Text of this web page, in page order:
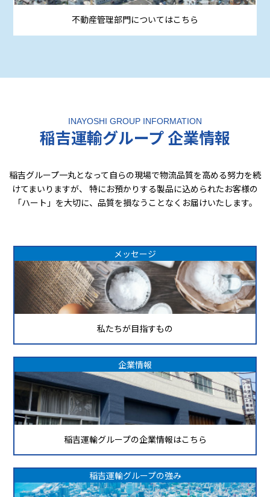
不動産管理部門についてはこちら
INAYOSHI GROUP INFORMATION
稲吉運輸グループ 企業情報
稲吉グループ一丸となって自らの現場で物流品質を高める努力を続
けてまいりますが、 特にお預かりする製品に込められたお客様の
「ハート」を大切に、品質を損なうことなくお届けいたします。
メッセージ
私たちが目指すもの
企業情報
稲吉運輸グループの企業情報はこちら
稲吉運輸グループの強み